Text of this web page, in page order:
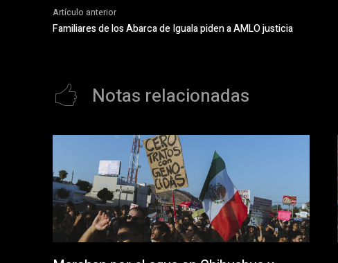
Artículo anterior
Familiares de los Abarca de Iguala piden a AMLO justicia
Notas relacionadas